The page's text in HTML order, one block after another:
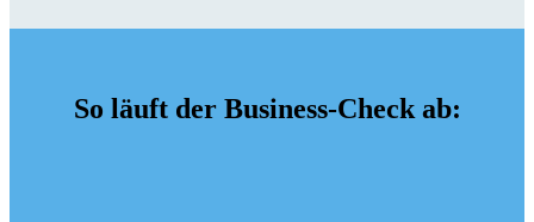
So läuft der Business-Check ab: